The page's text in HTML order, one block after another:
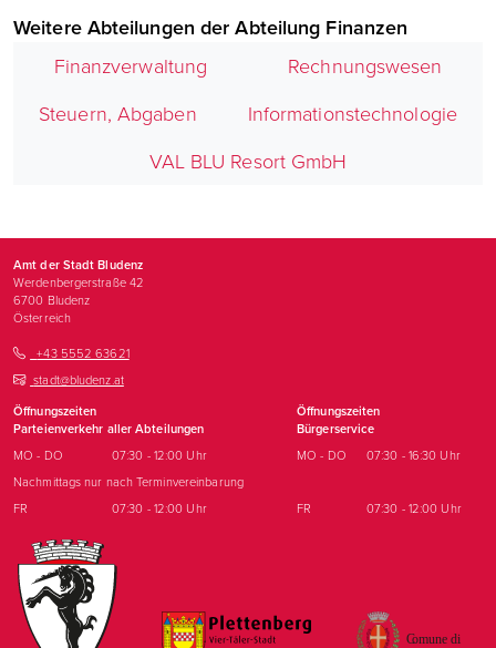
Weitere Abteilungen der Abteilung Finanzen
Finanzverwaltung
Rechnungswesen
Steuern, Abgaben
Informationstechnologie
VAL BLU Resort GmbH
Amt der Stadt Bludenz
Werdenbergerstraße 42
6700 Bludenz
Österreich
+43 5552 63621
stadt@bludenz.at
Öffnungszeiten
Parteienverkehr aller Abteilungen
Öffnungszeiten
Bürgerservice
MO - DO 07:30 - 12:00 Uhr MO - DO
07:30 - 16:30 Uhr
Nachmittags nur nach Terminvereinbarung
FR
07:30 - 12:00 Uhr FR 07:30 - 12:00 Uhr